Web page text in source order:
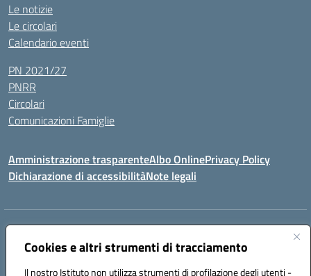
Cookies e altri strumenti di tracciamento
Il nostro Istituto non utilizza strumenti di profilazione degli utenti -
Le notizie
Le circolari
Calendario eventi
PN 2021/27
PNRR
Circolari
Comunicazioni Famiglie
Amministrazione trasparenteAlbo OnlinePrivacy Policy
Dichiarazione di accessibilitàNote legali
Indirizzo:
Centralino:(+39) 0737787634 Email:mcic80700n@istruzione.it